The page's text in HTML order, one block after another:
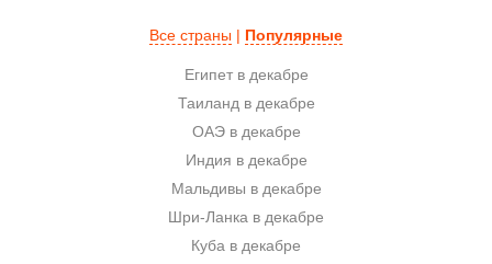
Все страны | Популярные
Египет в декабре
Таиланд в декабре
ОАЭ в декабре
Индия в декабре
Мальдивы в декабре
Шри-Ланка в декабре
Куба в декабре